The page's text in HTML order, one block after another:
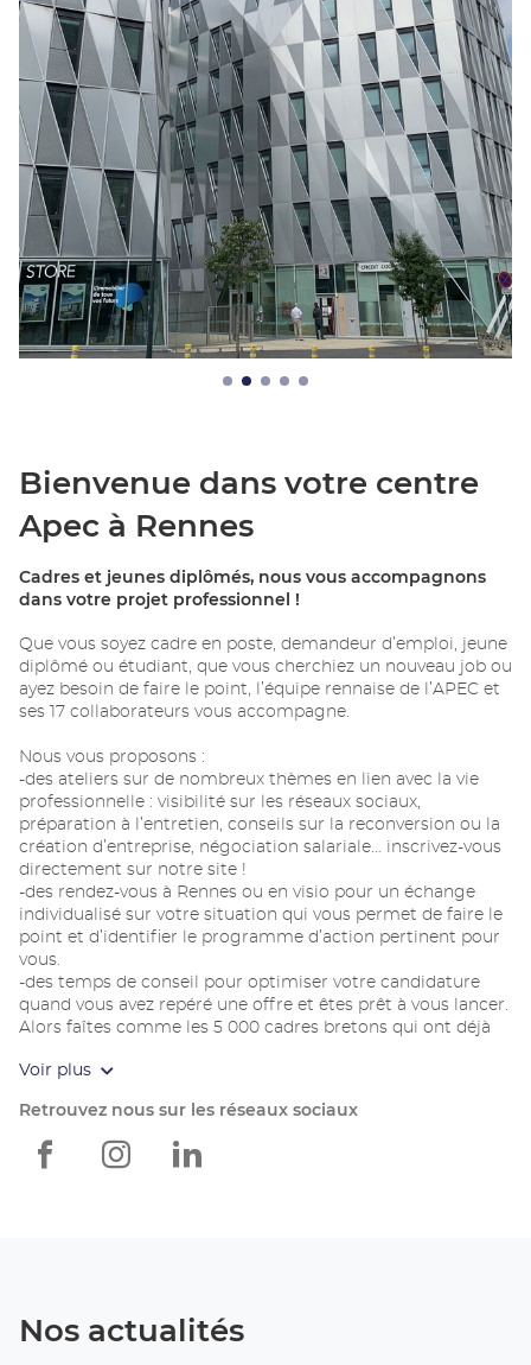
Bienvenue dans votre centre
Apec à Rennes
Cadres et jeunes diplômés, nous vous accompagnons
dans votre projet professionnel !
Que vous soyez cadre en poste, demandeur d’emploi, jeune
diplômé ou étudiant, que vous cherchiez un nouveau job ou
ayez besoin de faire le point, l’équipe rennaise de l’APEC et
ses 17 collaborateurs vous accompagne.
Nous vous proposons :
-des ateliers sur de nombreux thèmes en lien avec la vie
professionnelle : visibilité sur les réseaux sociaux,
préparation à l’entretien, conseils sur la reconversion ou la
création d’entreprise, négociation salariale… inscrivez-vous
directement sur notre site !
-des rendez-vous à Rennes ou en visio pour un échange
individualisé sur votre situation qui vous permet de faire le
point et d’identifier le programme d’action pertinent pour
vous.
-des temps de conseil pour optimiser votre candidature
quand vous avez repéré une offre et êtes prêt à vous lancer.
Alors faîtes comme les 5 000 cadres bretons qui ont déjà
Voir plus
Retrouvez nous sur les réseaux sociaux
ApecApecApec
Nos actualités